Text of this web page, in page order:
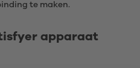
te maken.
apparaat